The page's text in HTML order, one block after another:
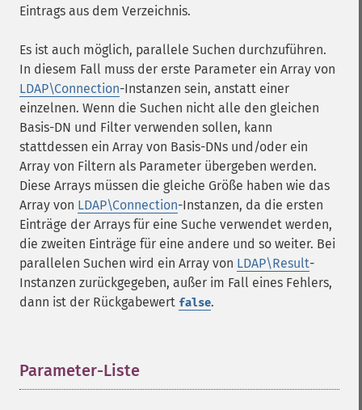
Eintrags aus dem Verzeichnis.
Es ist auch möglich, parallele Suchen durchzuführen.
In diesem Fall muss der erste Parameter ein Array von
LDAP\Connection-Instanzen sein, anstatt einer
einzelnen. Wenn die Suchen nicht alle den gleichen
Basis-DN und Filter verwenden sollen, kann
stattdessen ein Array von Basis-DNs und/oder ein
Array von Filtern als Parameter übergeben werden.
Diese Arrays müssen die gleiche Größe haben wie das
Array von LDAP\Connection-Instanzen, da die ersten
Einträge der Arrays für eine Suche verwendet werden,
die zweiten Einträge für eine andere und so weiter. Bei
parallelen Suchen wird ein Array von LDAP\Result-
Instanzen zurückgegeben, außer im Fall eines Fehlers,
dann ist der Rückgabewert false.
Parameter-Liste